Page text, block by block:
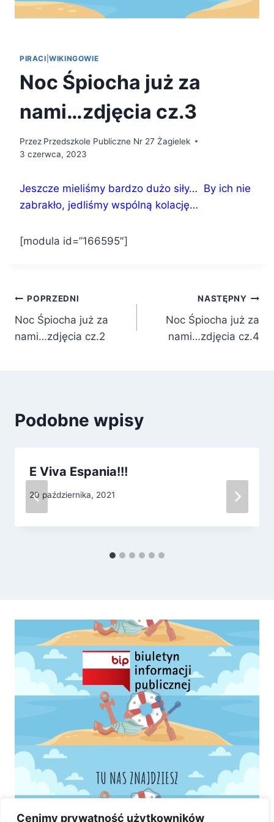
Cenimy prywatność użytkowników
PIRACI |WIKINGOWIE
Noc Śpiocha już za
nami…zdjęcia cz.3
Przez Przedszkole Publiczne Nr 27 Żagielek
3 czerwca, 2023
Jeszcze mieliśmy bardzo dużo siły… By ich nie
zabrakło, jedliśmy wspólną kolację…
[modula id=”166595″]
Nawigacja
wpisu
POPRZEDNI
Noc Śpiocha już za
nami…zdjęcia cz.2
NASTĘPNY
Noc Śpiocha już za
nami…zdjęcia cz.4
Podobne wpisy
E Viva Espania!!!
20 października, 2021
TU NAS ZNAJDZIESZ